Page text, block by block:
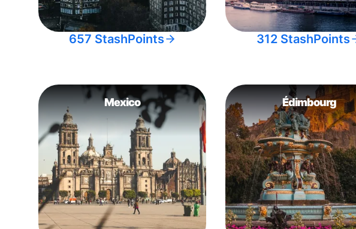
657 StashPoints 312 StashPoints
Mexico Édimbourg